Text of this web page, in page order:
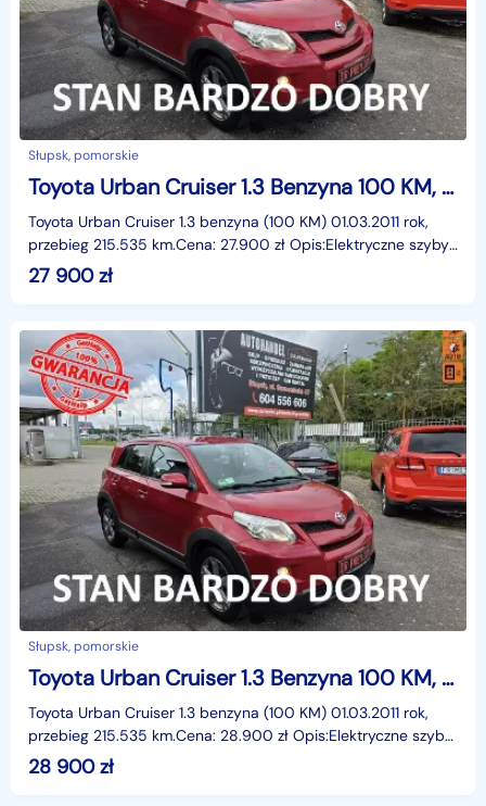
Słupsk, pomorskie
Toyota Urban Cruiser 1.3 Benzyna 100 KM, Klimatyzacja, Alufelgi, Isofix, Klucz Zbliżeniow
Toyota Urban Cruiser 1.3 benzyna (100 KM) 01.03.2011 rok,
przebieg 215.535 km.Cena: 27.900 zł Opis:Elektryczne szyby
przód I tył, elektryczne lusterka, wspomaga
27 900zł
Słupsk, pomorskie
Toyota Urban Cruiser 1.3 Benzyna 100 KM, Klimatyzacja, Alufelgi, Isofix, Klucz Zbliżeniow
Toyota Urban Cruiser 1.3 benzyna (100 KM) 01.03.2011 rok,
przebieg 215.535 km.Cena: 28.900 zł Opis:Elektryczne szyby
przód I tył, elektryczne lusterka, wspomaga
28 900zł